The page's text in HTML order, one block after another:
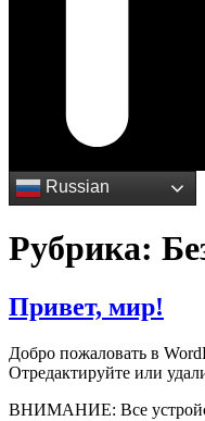
Russian
Рубрика:
Привет, мир!
Добро пожаловать в
Отредактируйте или
ВНИМАНИЕ: Все